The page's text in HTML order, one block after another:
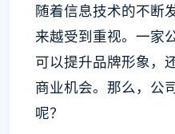
随着信息技术的不断
来越受到重视。一家
可以提升品牌形象，
商业机会。那么，公
呢？